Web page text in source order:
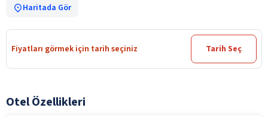
Haritada Gör
Fiyatları görmek için tarih seçiniz Tarih Seç
Otel Özellikleri